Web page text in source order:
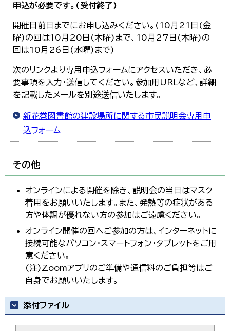
申込が必要です。(受付終了)
開催日前日までにお申し込みください。(10月21日(金
曜)の回は10月20日(木曜)まで、10月27日(木曜)の
回は10月26日(水曜)まで)
次のリンクより専用申込フォームにアクセスいただき、必
要事項を入力・送信してください。参加用URLなど、詳細
を記載したメールを別途送信いたします。
新花巻図書館の建設場所に関する市民説明会専用申
込フォーム
その他
オンラインによる開催を除き、説明会の当日はマスク
着用をお願いいたします。また、発熱等の症状がある
方や体調が優れない方の参加はご遠慮ください。
オンライン開催の回へご参加の方は、インターネットに
接続可能なパソコン・スマートフォン・タブレットをご用
意ください。
(注)Zoomアプリのご準備や通信料のご負担等はご
自身でお願いいたします。
添付ファイル